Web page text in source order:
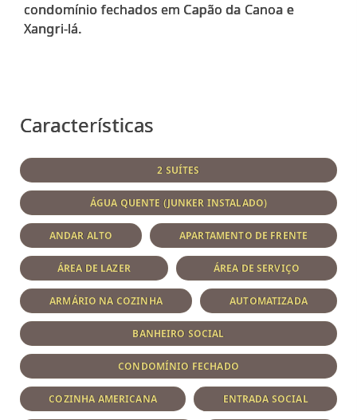
condomínio fechados em Capão da Canoa e
Xangri-lá.
Características
2 SUÍTES
ÁGUA QUENTE (JUNKER INSTALADO)
ANDAR ALTO APARTAMENTO DE FRENTE
ÁREA DE LAZER ÁREA DE SERVIÇO
ARMÁRIO NA COZINHA AUTOMATIZADA
BANHEIRO SOCIAL
CONDOMÍNIO FECHADO
COZINHA AMERICANA ENTRADA SOCIAL